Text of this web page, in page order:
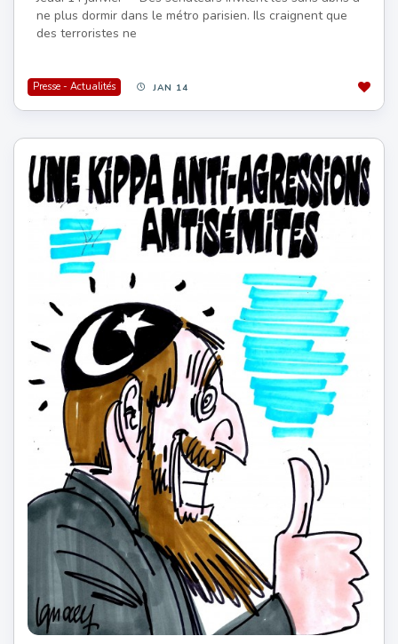
ne plus dormir dans le métro parisien. Ils craignent que
des terroristes ne
Presse - Actualités JAN 14